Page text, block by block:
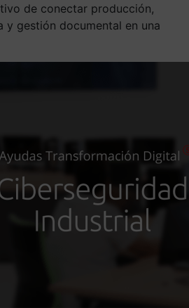
de conectar producción,
y gestión documental en una